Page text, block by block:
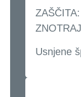
Usnjene